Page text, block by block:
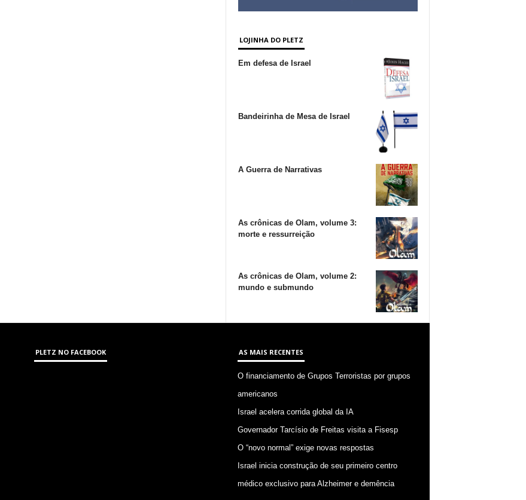
LOJINHA DO PLETZ
Em defesa de Israel
Bandeirinha de Mesa de Israel
A Guerra de Narrativas
As crônicas de Olam, volume 3:
morte e ressurreição
As crônicas de Olam, volume 2:
mundo e submundo
PLETZ NO FACEBOOK AS MAIS RECENTES
O financiamento de Grupos Terroristas por grupos
americanos
Israel acelera corrida global da IA
Governador Tarcísio de Freitas visita a Fisesp
O “novo normal” exige novas respostas
Israel inicia construção de seu primeiro centro
médico exclusivo para Alzheimer e demência